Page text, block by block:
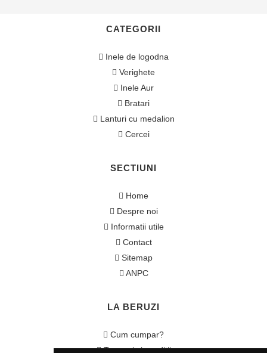
CATEGORII
Inele de logodna
Verighete
Inele Aur
Bratari
Lanturi cu medalion
Cercei
SECTIUNI
Home
Despre noi
Informatii utile
Contact
Sitemap
ANPC
LA BERUZI
Cum cumpar?
Termeni si conditii